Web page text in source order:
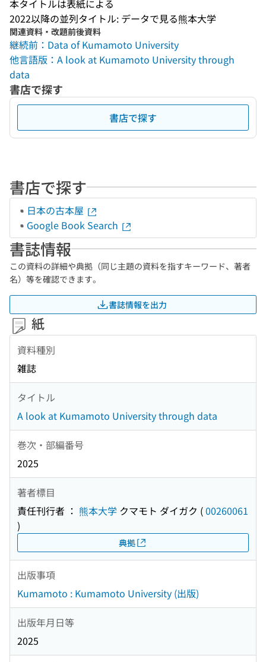
本タイトルは表紙による
2022以降の並列タイトル: データで見る熊本大学
関連資料・改題前後資料
継続前：Data of Kumamoto University
他言語版：A look at Kumamoto University through
data
書店で探す
書店で探す
書店で探す
日本の古本屋
Google Book Search
書誌情報
この資料の詳細や典拠（同じ主題の資料を指すキーワード、著者
名）等を確認できます。
書誌情報を出力
紙
資料種別
雑誌
タイトル
A look at Kumamoto University through data
巻次・部編番号
2025
著者標目
責任刊行者 ： 熊本大学 クマモト ダイガク (00260061
)
典拠
出版事項
Kumamoto : Kumamoto University (出版)
出版年月日等
2025